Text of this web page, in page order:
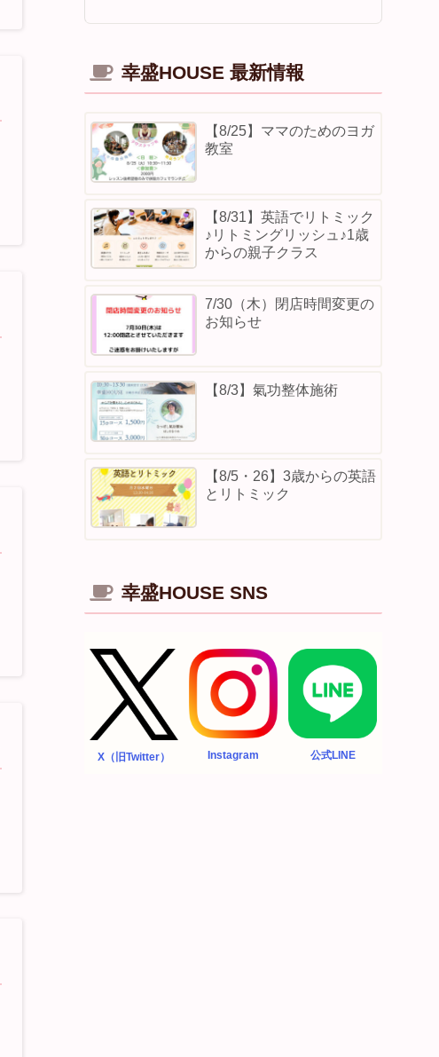
幸盛HOUSE 最新情報
【8/25】ママのためのヨガ
教室
【8/31】英語でリトミック
♪リトミングリッシュ♪1歳
からの親子クラス
7/30（木）閉店時間変更の
お知らせ
【8/3】⁡氣功整体施術
【8/5・26】3歳からの英語
とリトミック
幸盛HOUSE SNS
X（旧Twitter） Instagram 公式LINE